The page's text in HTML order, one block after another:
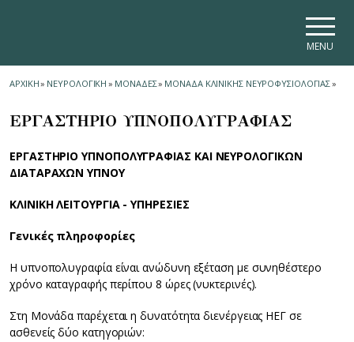
MENU
ΑΡΧΙΚΗ» ΝΕΥΡΟΛΟΓΙΚΗ » ΜΟΝΑΔΕΣ» ΜΟΝΑΔΑ ΚΛΙΝΙΚΗΣ ΝΕΥΡΟΦΥΣΙΟΛΟΓΙΑΣ»
ΕΡΓΑΣΤΗΡΙΟ ΥΠΝΟΠΟΛΥΓΡΑΦΙΑΣ
ΕΡΓΑΣΤΗΡΙΟ ΥΠΝΟΠΟΛΥΓΡΑΦΙΑΣ ΚΑΙ ΝΕΥΡΟΛΟΓΙΚΩΝ
ΔΙΑΤΑΡΑΧΩΝ ΥΠΝΟΥ
ΚΛΙΝΙΚΗ ΛΕΙΤΟΥΡΓΙΑ - ΥΠΗΡΕΣΙΕΣ
Γενικές πληροφορίες
Η υπνοπολυγραφία είναι ανώδυνη εξέταση με συνηθέστερο
χρόνο καταγραφής περίπου 8 ώρες (νυκτερινές).
Στη Μονάδα παρέχεται η δυνατότητα διενέργειας ΗΕΓ σε
ασθενείς δύο κατηγοριών: